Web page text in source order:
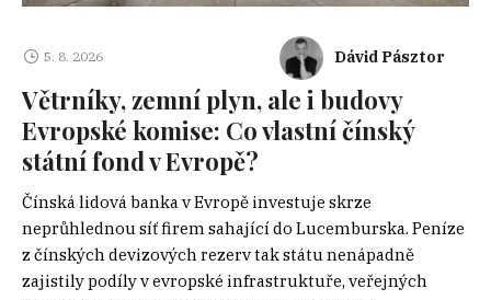
5. 8. 2026 Dávid Pásztor
Větrníky, zemní plyn, ale i budovy
Evropské komise: Co vlastní čínský
státní fond v Evropě?
Čínská lidová banka v Evropě investuje skrze
neprůhlednou síť firem sahající do Lucemburska. Peníze
z čínských devizových rezerv tak státu nenápadně
zajistily podíly v evropské infrastruktuře, veřejných